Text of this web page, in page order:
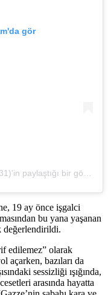
gör
19 ay önce işgalci
bu yana yaşanan
değerlendirildi.
edilemez” olarak
açarken, bazıları da
sessizliği ışığında,
arasında hayatta